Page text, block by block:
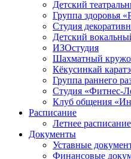
Детский
Группа здоровья
Студия
Детский
ИЗОстудия
Шахматный
Кёкусинкай
Группа раннего
Cтудия «Фитнес-
Клуб общения
Расписание
Летнее расписание
Документы
Уставные
Финансовые